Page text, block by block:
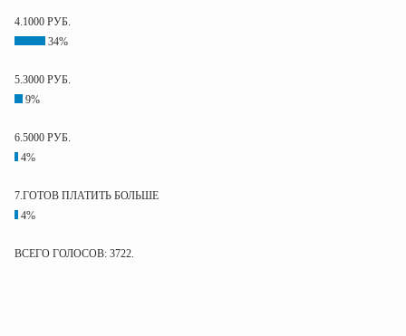
4.1000 РУБ.
34%
5.3000 РУБ.
9%
6.5000 РУБ.
4%
7.ГОТОВ ПЛАТИТЬ БОЛЬШЕ
4%
ВСЕГО ГОЛОСОВ: 3722.